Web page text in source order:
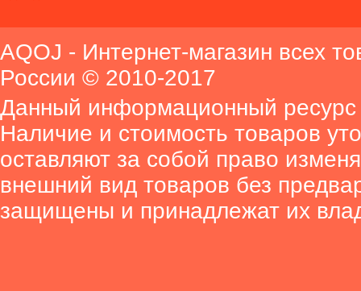
AQOJ - Интернет-магазин всех
России © 2010-2017
Данный информационный ресурс
Наличие и стоимость товаров
оставляют за собой право
внешний вид товаров без
защищены и принадлежат их